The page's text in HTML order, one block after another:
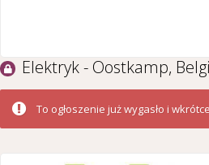
Elektryk - Oostkamp,
To ogłoszenie już wygasło i